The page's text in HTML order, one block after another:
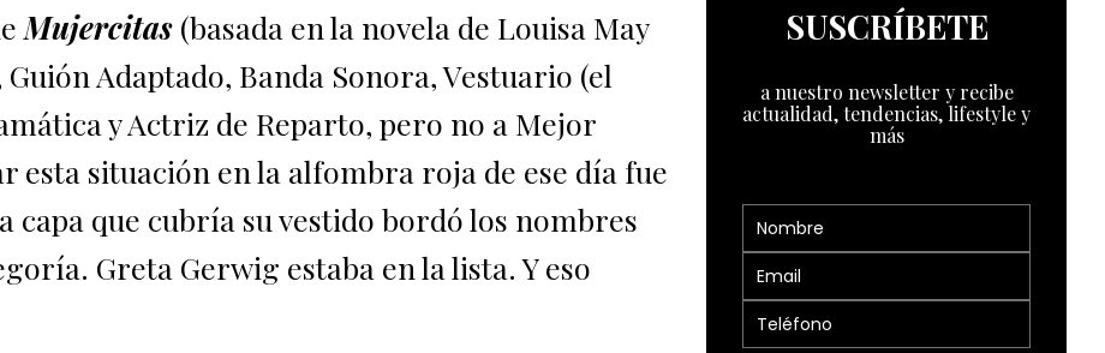
Mujercitas (basada en la novela de Louisa May
Adaptado, Banda Sonora, Vestuario (el
y Actriz de Reparto, pero no a Mejor
situación en la alfombra roja de ese día fue
capa que cubría su vestido bordó los nombres
Greta Gerwig estaba en la lista. Y eso
SUSCRÍBETE
a nuestro newsletter y recibe
actualidad, tendencias, lifestyle y
más